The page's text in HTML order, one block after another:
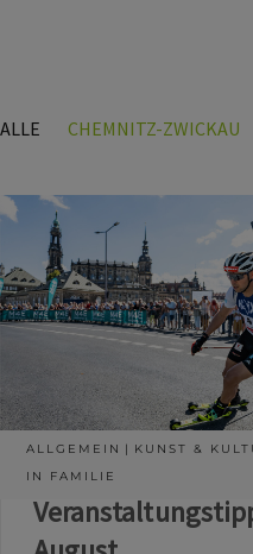
ALLE CHEMNITZ-ZWICKAU
ALLGEMEIN KUNST &
IN FAMILIE